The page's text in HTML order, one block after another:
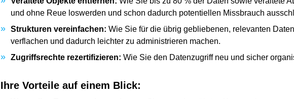
und ohne Reue loswerden und schon dadurch potentiellen Missbrauch
Strukturen vereinfachen: Wie Sie für die übrig gebliebenen, relevanten
verflachen und dadurch leichter zu administrieren machen.
Zugriffsrechte rezertifizieren: Wie Sie den Datenzugriff neu und sicher
Ihre Vorteile auf einem Blick: